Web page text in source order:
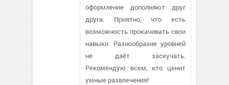
оформление дополняют друг
друга. Приятно, что есть
возможность прокачивать свои
навыки. Разнообразие уровней
не даёт заскучать.
Рекомендую всем, кто ценит
умные развлечения!